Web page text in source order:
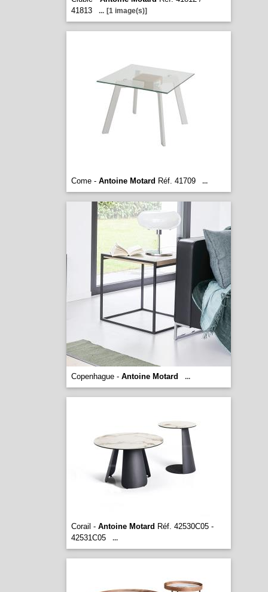
41813
... [1 image(s)]
Come - Antoine Motard Réf. 41709 ...
Copenhague - Antoine Motard ...
Corail - Antoine Motard Réf. 42530C05 -
42531C05
...